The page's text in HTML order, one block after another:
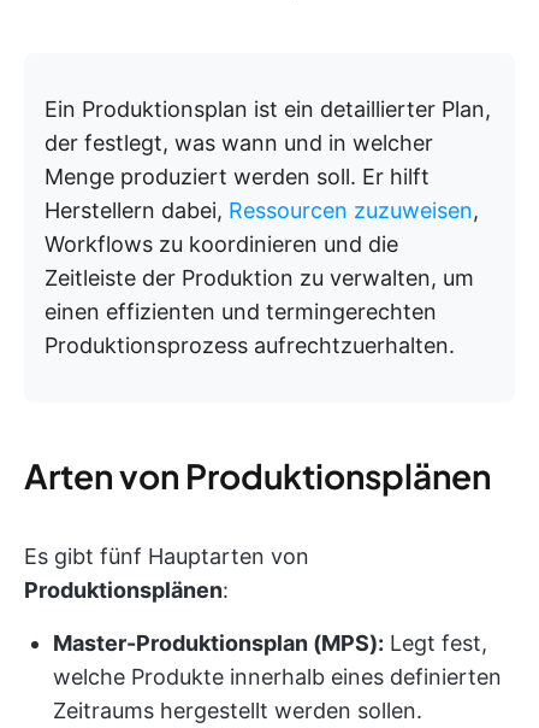
Ein Produktionsplan ist ein detaillierter Plan,
der festlegt, was wann und in welcher
Menge produziert werden soll. Er hilft
Herstellern dabei, Ressourcen zuzuweisen,
Workflows zu koordinieren und die
Zeitleiste der Produktion zu verwalten, um
einen effizienten und termingerechten
Produktionsprozess aufrechtzuerhalten.
Arten von Produktionsplänen
Es gibt fünf Hauptarten von
Produktionsplänen:
Master-Produktionsplan (MPS): Legt fest,
welche Produkte innerhalb eines definierten
Zeitraums hergestellt werden sollen.